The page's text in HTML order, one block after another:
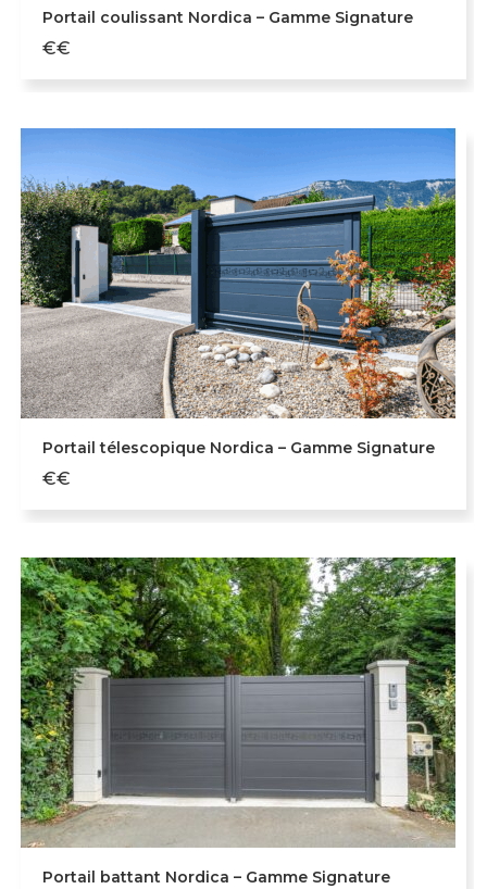
Portail coulissant Nordica – Gamme Signature
€€
Portail télescopique Nordica – Gamme Signature
€€
Portail battant Nordica – Gamme Signature